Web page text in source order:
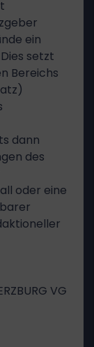
ein
setzt
Bereichs
dann
des
oder eine
VG